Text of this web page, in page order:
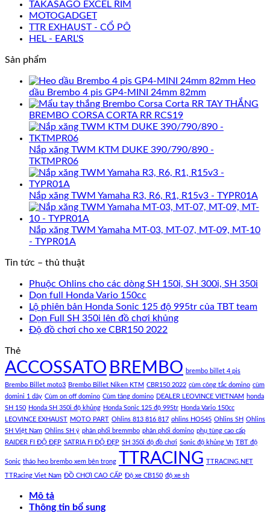
TAKASAGO EXCEL RIM
MOTOGADGET
TTR EXHAUST - CỔ PÔ
HEL - EARL'S
Sản phẩm
Heo
dầu Brembo 4 pis GP4-MINI 24mm 82mm
TAY THẮNG
BREMBO CORSA CORTA RR RCS19
Nắp xăng TWM KTM DUKE 390/790/890 -
TKTMPR06
Nắp xăng TWM Yamaha R3, R6, R1, R15v3 - TYPR01A
Nắp xăng TWM Yamaha MT-03, MT-07, MT-09, MT-10
- TYPR01A
Tin tức – thủ thuật
Phuộc Ohlins cho các dòng SH 150i, SH 300i, SH 350i
Dọn full Honda Vario 150cc
Lộ phiên bản Honda Sonic 125 độ 995tr của TBT team
Dọn Full SH 350i lên đồ chơi khủng
Độ đồ chơi cho xe CBR150 2022
Thẻ
ACCOSSATO BREMBO brembo billet 4 pis
Brembo Billet moto3 Brembo Billet Niken KTM CBR150 2022 cùm công tắc domino cùm
domini 1 dây Cùm on off domino Cùm tăng domino DEALER LEOVINCE VIETNAM honda
SH 150 Honda SH 350i độ khủng Honda Sonic 125 độ 995tr Honda Vario 150cc
LEOVINCE EXHAUST MOTO PART Ohlins 813 816 817 ohlins HO545 Ohlins SH Ohlins
SH Việt Nam Ohlins SH ý phân phối bremmbo phân phối domino phụ tùng cao cấp
RAIDER FI ĐỘ ĐẸP SATRIA FI ĐỘ ĐẸP SH 350i độ đồ chơi Sonic độ khủng Vn TBT độ
Sonic tháo heo brembo xem bên trong TTRACING TTRACING.NET
TTRacing Viet Nam ĐỒ CHƠI CAO CẤP Độ xe CB150 độ xe sh
Mô tả
Thông tin bổ sung